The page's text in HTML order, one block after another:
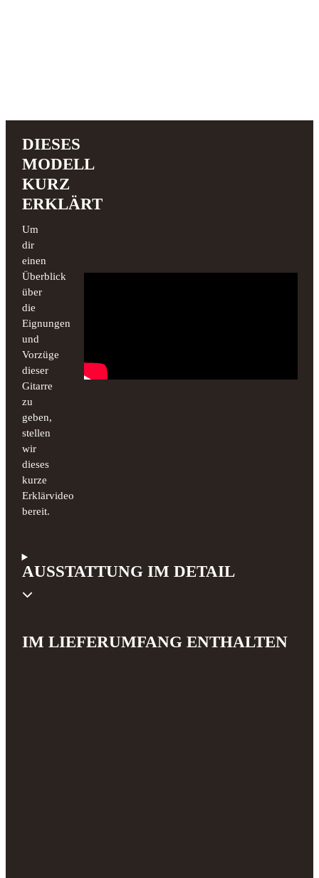
DIESES
MODELL
KURZ
ERKLÄRT
Um
dir
einen
Überblick
über
die
Eignungen
und
Vorzüge
dieser
Gitarre
zu
geben,
stellen
wir
dieses
kurze
Erklärvideo
bereit.
AUSSTATTUNG IM DETAIL
IM LIEFERUMFANG ENTHALTEN